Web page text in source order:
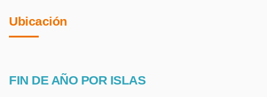
Ubicación
FIN DE AÑO POR ISLAS